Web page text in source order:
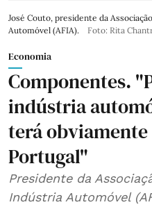
José Couto, presidente da
Automóvel (AFIA).
Foto: Rita
Economia
Componentes.
indústria
terá
Portugal"
Presidente da
Indústria Automóvel